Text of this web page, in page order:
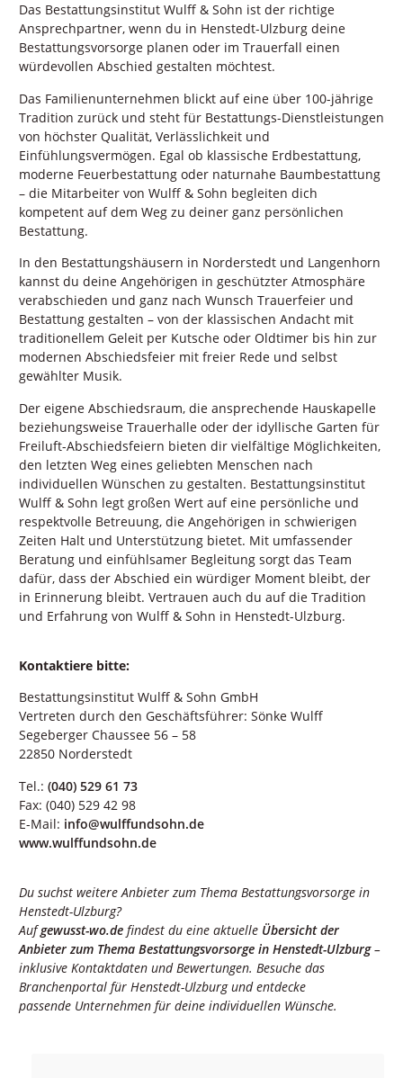
Das Bestattungsinstitut Wulff & Sohn ist der richtige
Ansprechpartner, wenn du in Henstedt-Ulzburg deine
Bestattungsvorsorge planen oder im Trauerfall einen
würdevollen Abschied gestalten möchtest.
Das Familienunternehmen blickt auf eine über 100-jährige
Tradition zurück und steht für Bestattungs-Dienstleistungen
von höchster Qualität, Verlässlichkeit und
Einfühlungsvermögen. Egal ob klassische Erdbestattung,
moderne Feuerbestattung oder naturnahe Baumbestattung
– die Mitarbeiter von Wulff & Sohn begleiten dich
kompetent auf dem Weg zu deiner ganz persönlichen
Bestattung.
In den Bestattungshäusern in Norderstedt und Langenhorn
kannst du deine Angehörigen in geschützter Atmosphäre
verabschieden und ganz nach Wunsch Trauerfeier und
Bestattung gestalten – von der klassischen Andacht mit
traditionellem Geleit per Kutsche oder Oldtimer bis hin zur
modernen Abschiedsfeier mit freier Rede und selbst
gewählter Musik.
Der eigene Abschiedsraum, die ansprechende Hauskapelle
beziehungsweise Trauerhalle oder der idyllische Garten für
Freiluft-Abschiedsfeiern bieten dir vielfältige Möglichkeiten,
den letzten Weg eines geliebten Menschen nach
individuellen Wünschen zu gestalten. Bestattungsinstitut
Wulff & Sohn legt großen Wert auf eine persönliche und
respektvolle Betreuung, die Angehörigen in schwierigen
Zeiten Halt und Unterstützung bietet. Mit umfassender
Beratung und einfühlsamer Begleitung sorgt das Team
dafür, dass der Abschied ein würdiger Moment bleibt, der
in Erinnerung bleibt. Vertrauen auch du auf die Tradition
und Erfahrung von Wulff & Sohn in Henstedt-Ulzburg.
Kontaktiere bitte:
Bestattungsinstitut Wulff & Sohn GmbH
Vertreten durch den Geschäftsführer: Sönke Wulff
Segeberger Chaussee 56 – 58
22850 Norderstedt
Tel.: (040) 529 61 73
Fax: (040) 529 42 98
E-Mail: info@wulffundsohn.de
www.wulffundsohn.de
Du suchst weitere Anbieter zum Thema Bestattungsvorsorge in
Henstedt-Ulzburg?
Aufgewusst-wo.de findest du eine aktuelle Übersicht der
Anbieter zum Thema Bestattungsvorsorge in Henstedt-Ulzburg–
inklusive Kontaktdaten und Bewertungen. Besuche das
Branchenportal für Henstedt-Ulzburgund entdecke
passende Unternehmen für deine individuellen Wünsche.